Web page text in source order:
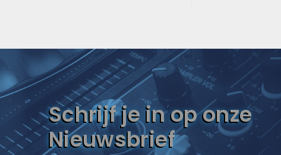
Schrijf je in op onze
Nieuwsbrief